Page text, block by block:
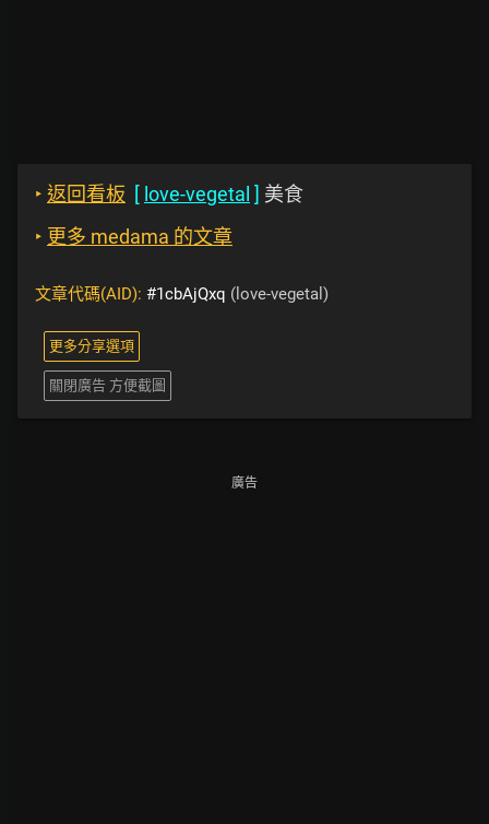
‣ 返回看板 [ love-vegetal ] 美食
‣ 更多 medama 的文章
文章代碼(AID): #1cbAjQxq (love-vegetal)
更多分享選項
關閉廣告 方便截圖
廣告